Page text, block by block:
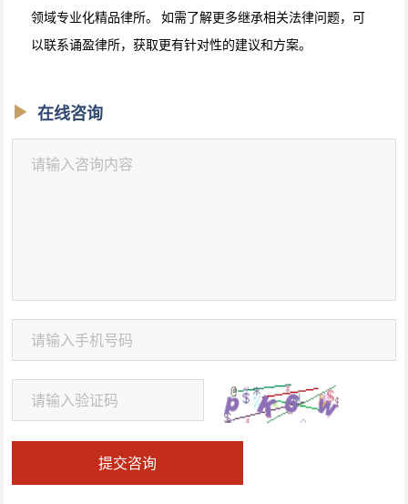
领域专业化精品律所。 如需了解更多继承相关法律问题，可
以联系诵盈律所，获取更有针对性的建议和方案。
在线咨询
提交咨询